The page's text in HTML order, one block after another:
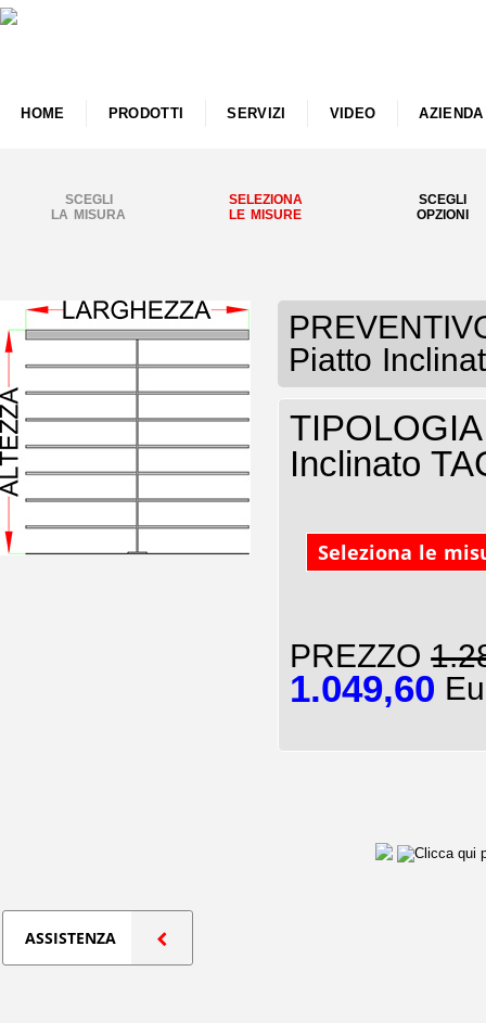
HOME PRODOTTI SERVIZI VIDEO AZIENDA
SCEGLI
LA MISURA
SELEZIONA
LE MISURE
SCEGLI
OPZIONI
Piatto
Inclinato
Seleziona le
PREZZO
1.049,60
ASSISTENZA